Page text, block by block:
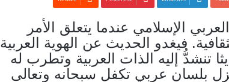
الإسلامي عندما يتعلق الأمر
فيغدو الحديث عن الهوية العربية
تنشدُّ إليه الذات العربية وتطرب له
نزل بلسان عربي تكفل سبحانه وتعالى